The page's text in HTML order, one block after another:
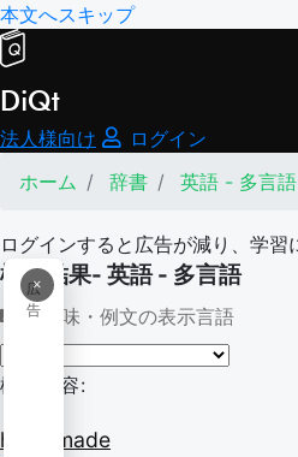
本文へスキップ
DiQt
法人様向け
ログイン
ホーム
辞書 英語 - 多言語
ログインすると広告が減り、学習
×
広
告
検索結果- 英語 - 多言語
意味・例文の表示言語
検索内容:
homemade